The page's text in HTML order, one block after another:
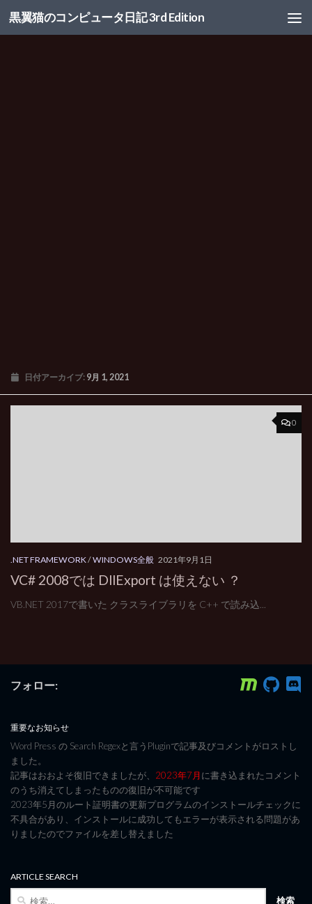
コンテンツへスキップ
黒翼猫のコンピュータ日記 3rd Edition
日付アーカイブ: 9月 1, 2021
0
.NET FRAMEWORK/WINDOWS全般 2021年9月1日
VC# 2008では DllExport は使えない ？
VB.NET 2017で書いた クラスライブラリを C++ で読み込...
フォロー:
重要なお知らせ
Word Press の Search Regexと言うPluginで記事及びコメントがロストし
ました。
記事はおおよそ復旧できましたが、 2023年7月に書き込まれたコメント
のうち消えてしまったものの復旧が不可能です
2023年5月のルート証明書の更新プログラムのインストールチェックに
不具合があり、インストールに成功してもエラーが表示される問題があ
りましたのでファイルを差し替えました
ARTICLE SEARCH